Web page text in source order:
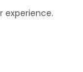
experience.